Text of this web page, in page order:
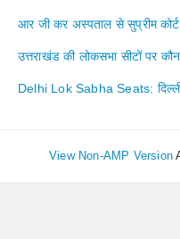
आर जी कर अस्पताल से सुप्रीम
उत्तराखंड की लोकसभा सीटों पर
Delhi Lok Sabha Seats:
View Non-AMP Version